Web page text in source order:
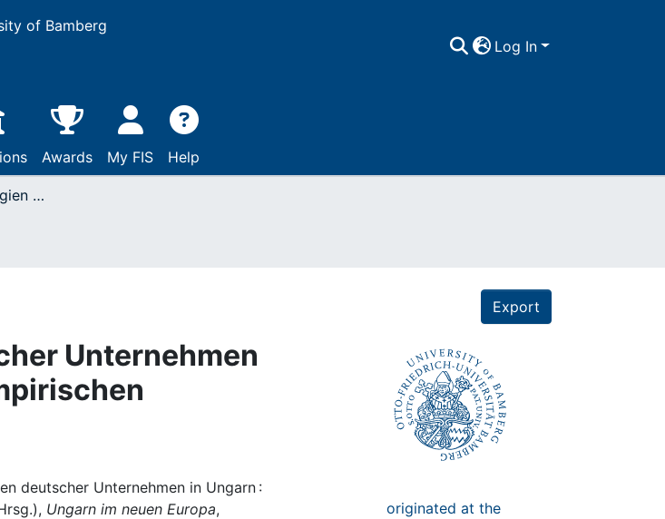
of Bamberg
Log In
Awards My FIS Help
Markteintrittsstrategien deutscher Unternehmen in Ungarn : Ergebnisse einer empirischen Erhebung
Export
Unternehmen
deutscher Unternehmen in Ungarn :
Ungarn im neuen Europa,
originated at the